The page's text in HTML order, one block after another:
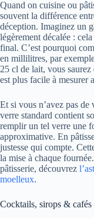
Quand on cuisine ou
souvent la différence
déception. Imaginez un
légèrement décalée :
final. C’est pourquoi
en millilitres, par
25 cl de lait, vous
est plus facile à mesurer
Et si vous n’avez pas
verre standard contient
remplir un tel verre une
approximative. En
justesse qui compte.
la mise à chaque
pâtisserie, découvrez
moelleux.
Cocktails, sirops & cafés